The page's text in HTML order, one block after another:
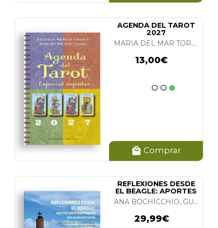
AGENDA DEL TAROT
2027
MARIA DEL MAR TORT I CASALS
13,00€
Comprar
REFLEXIONES DESDE
EL BEAGLE: APORTES
PARA UNA HIST.
ANA BOCHICCHIO, GUSTAVO VALLEJO, HECTOR PALMA, MARISA MIRANDA Y M. A. PUIG-SAMPER
29,99€